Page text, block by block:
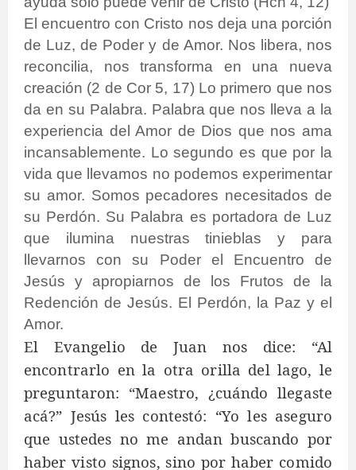
El encuentro con Cristo nos deja una porción
de Luz, de Poder y de Amor. Nos libera, nos
reconcilia, nos transforma en una nueva
creación (2 de Cor 5, 17) Lo primero que nos
da en su Palabra. Palabra que nos lleva a la
experiencia del Amor de Dios que nos ama
incansablemente. Lo segundo es que por la
vida que llevamos no podemos experimentar
su amor. Somos pecadores necesitados de
su Perdón. Su Palabra es portadora de Luz
que ilumina nuestras tinieblas y para
llevarnos con su Poder el Encuentro de
Jesús y apropiarnos de los Frutos de la
Redención de Jesús. El Perdón, la Paz y el
Amor.
El Evangelio de Juan nos dice: “Al
encontrarlo en la otra orilla del lago, le
preguntaron: “Maestro, ¿cuándo llegaste
acá?” Jesús les contestó: “Yo les aseguro
que ustedes no me andan buscando por
haber visto signos, sino por haber comido